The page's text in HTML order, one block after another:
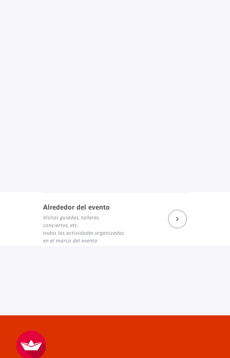
Alrededor del evento
Visitas guiadas, talleres,
conciertos, etc.
todas las actividades organizadas
en el marco del evento